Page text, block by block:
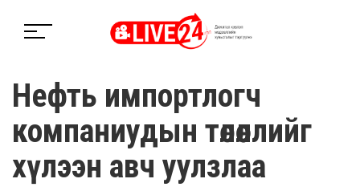
Нефть импортлогч
компаниудын төлөөллийг
хүлээн авч уулзлаа